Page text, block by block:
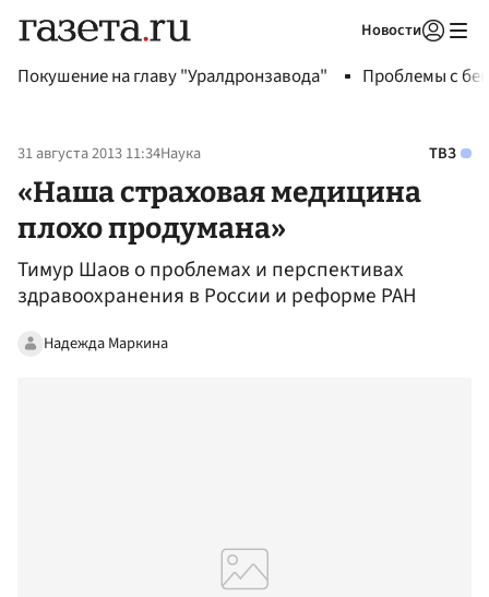
Новости
Покушение на главу "Уралдронзавода" Проблемы с
31 августа 2013 11:34Наука ТВЗ
«Наша страховая медицина
плохо продумана»
Тимур Шаов о проблемах и перспективах
здравоохранения в России и реформе РАН
Надежда Маркина